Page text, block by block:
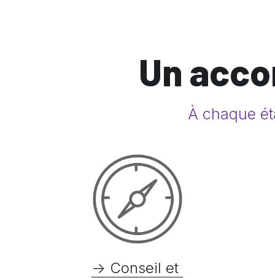
Un
À chaque
-> Conseil et